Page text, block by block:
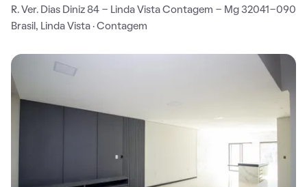
R. Ver. Dias Diniz 84 - Linda Vista Contagem - Mg 32041-090
Brasil, Linda Vista · Contagem